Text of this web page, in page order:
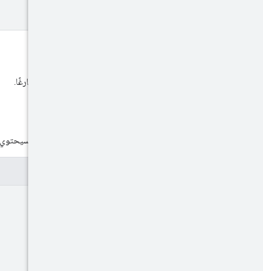
يجب أن يكون نص الطلب فارغًا.
إذا كانت الاستجابة ناجحة،